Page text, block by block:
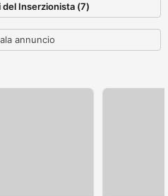
Inserzionista (7)
annuncio